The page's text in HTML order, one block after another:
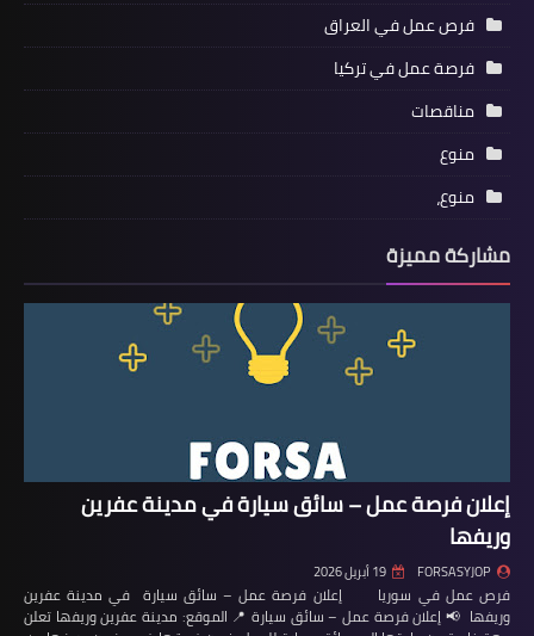
فرص عمل في العراق
فرصة عمل في تركيا
مناقصات
منوع
منوع،
مشاركة مميزة
إعلان فرصة عمل – سائق سيارة في مدينة عفرين
وريفها
FORSASYJOP 19 أبريل 2026
فرص عمل في سوريا إعلان فرصة عمل – سائق سيارة في مدينة عفرين
وريفها 📢 إعلان فرصة عمل – سائق سيارة 📍 الموقع: مدينة عفرين وريفها تعلن